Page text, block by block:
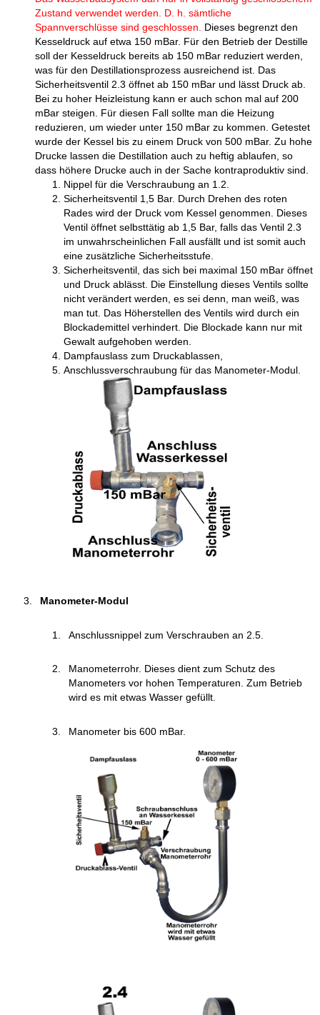
Zustand verwendet werden. D. h. sämtliche
Spannverschlüsse sind geschlossen.
Dieses begrenzt den
Kesseldruck auf etwa 150 mBar. Für den Betrieb der Destille
soll der Kesseldruck bereits ab 150 mBar reduziert werden,
was für den Destillationsprozess ausreichend ist. Das
Sicherheitsventil 2.3 öffnet ab 150 mBar und lässt Druck ab.
Bei zu hoher Heizleistung kann er auch schon mal auf 200
mBar steigen. Für diesen Fall sollte man die Heizung
reduzieren, um wieder unter 150 mBar zu kommen. Getestet
wurde der Kessel bis zu einem Druck von 500 mBar. Zu hohe
Drucke lassen die Destillation auch zu heftig ablaufen, so
dass höhere Drucke auch in der Sache kontraproduktiv sind.
Nippel für die Verschraubung an 1.2.
Sicherheitsventil 1,5 Bar. Durch Drehen des roten
Rades wird der Druck vom Kessel genommen. Dieses
Ventil öffnet selbsttätig ab 1,5 Bar, falls das Ventil 2.3
im unwahrscheinlichen Fall ausfällt und ist somit auch
eine zusätzliche Sicherheitsstufe.
Sicherheitsventil, das sich bei maximal 150 mBar öffnet
und Druck ablässt. Die Einstellung dieses Ventils sollte
nicht verändert werden, es sei denn, man weiß, was
man tut. Das Höherstellen des Ventils wird durch ein
Blockademittel verhindert. Die Blockade kann nur mit
Gewalt aufgehoben werden.
Dampfauslass zum Druckablassen,
Anschlussverschraubung für das Manometer-Modul.
Manometer-Modul
Anschlussnippel zum Verschrauben an 2.5.
Manometerrohr. Dieses dient zum Schutz des
Manometers vor hohen Temperaturen. Zum Betrieb
wird es mit etwas Wasser gefüllt.
Manometer bis 600 mBar.